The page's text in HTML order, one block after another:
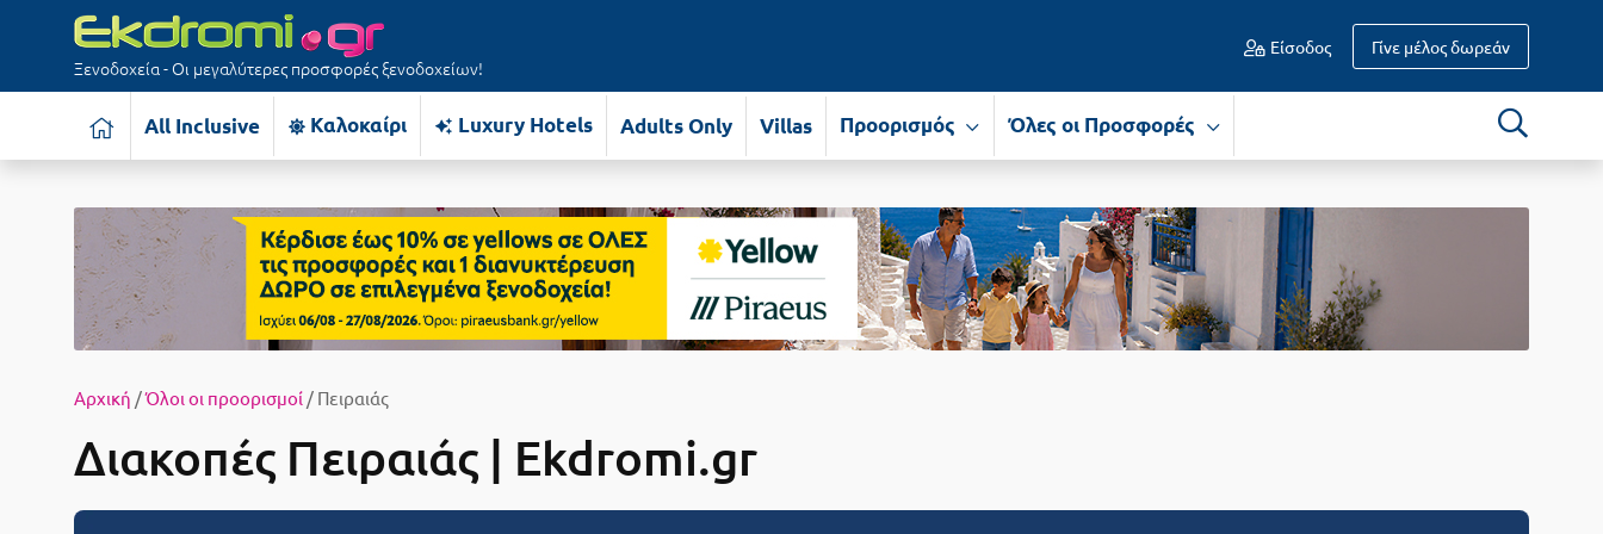
Ξενοδοχεία - Οι μεγαλύτερες προσφορές ξενοδοχείων!
Είσοδος Γίνε μέλος δωρεάν
All Inclusive Καλοκαίρι Luxury Hotels Adults Only Villas Προορισμός Όλες οι Προσφορές
Αρχική /Όλοι οι προορισμοί / Πειραιάς
Διακοπές Πειραιάς | Ekdromi.gr